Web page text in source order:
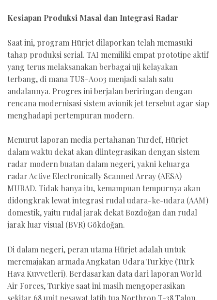
Kesiapan Produksi Masal dan Integrasi Radar
Saat ini, program Hürjet dilaporkan telah memasuki
tahap produksi serial. TAI memiliki empat prototipe aktif
yang terus melaksanakan berbagai uji kelayakan
terbang, di mana TUS-A003 menjadi salah satu
andalannya. Progres ini berjalan beriringan dengan
rencana modernisasi sistem avionik jet tersebut agar siap
menghadapi pertempuran modern.
Menurut laporan media pertahanan Turdef, Hürjet
dalam waktu dekat akan diintegrasikan dengan sistem
radar modern buatan dalam negeri, yakni keluarga
radar Active Electronically Scanned Array (AESA)
MURAD. Tidak hanya itu, kemampuan tempurnya akan
didongkrak lewat integrasi rudal udara-ke-udara (AAM)
domestik, yaitu rudal jarak dekat Bozdoğan dan rudal
jarak luar visual (BVR) Gökdoğan.
Di dalam negeri, peran utama Hürjet adalah untuk
meremajakan armada Angkatan Udara Turkiye (Türk
Hava Kuvvetleri). Berdasarkan data dari laporan World
Air Forces, Turkiye saat ini masih mengoperasikan
sekitar 68 unit pesawat latih tua Northrop T-38 Talon.